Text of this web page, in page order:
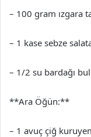
– 100 gram ızgara
– 1 kase sebze
– 1/2 su bardağı
**Ara Öğün:**
– 1 avuç çiğ